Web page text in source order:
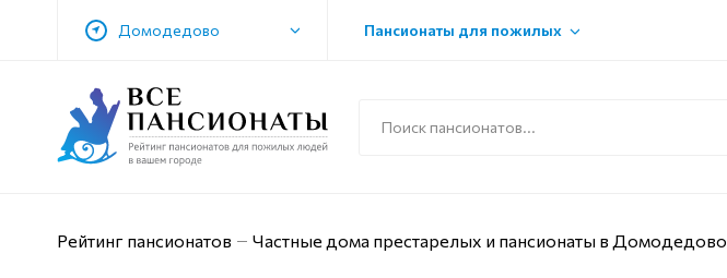
Домодедово Пансионаты для пожилых
Рейтинг пансионатов Частные дома престарелых и пансионаты в Домодедово